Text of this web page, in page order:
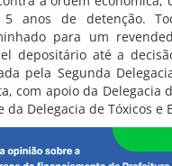
anos de detenção.
para um
depositário até a
pela Segunda
com apoio da Delegacia
da Delegacia de Tóxicos e